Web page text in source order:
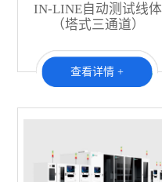
IN-LINE自动测试线体
（塔式三通道）
查看详情 +